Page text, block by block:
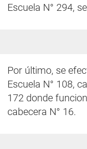
Escuela N° 294,
Por último, se
Escuela N° 108,
172 donde
cabecera N° 16.